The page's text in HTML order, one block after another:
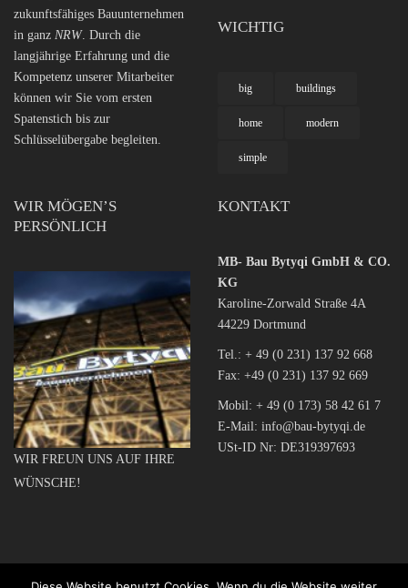
zukunftsfähiges Bauunternehmen
in ganz NRW. Durch die
langjährige Erfahrung und die
Kompetenz unserer Mitarbeiter
können wir Sie vom ersten
Spatenstich bis zur
Schlüsselübergabe begleiten.
WICHTIG
big buildings
home modern
simple
WIR MÖGEN’S
PERSÖNLICH
WIR FREUN UNS AUF IHRE
WÜNSCHE!
KONTAKT
MB- Bau Bytyqi GmbH & CO.
KG
Karoline-Zorwald Straße 4A
44229 Dortmund
Tel.: + 49 (0 231) 137 92 668
Fax: +49 (0 231) 137 92 669
Mobil: + 49 (0 173) 58 42 61 7
E-Mail: info@bau-bytyqi.de
USt-ID Nr: DE319397693